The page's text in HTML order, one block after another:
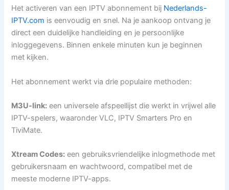
Het activeren van een IPTV abonnement bij Nederlands-
IPTV.com is eenvoudig en snel. Na je aankoop ontvang je
direct een duidelijke handleiding en je persoonlijke
inloggegevens. Binnen enkele minuten kun je beginnen
met kijken.
Het abonnement werkt via drie populaire methoden:
M3U-link: een universele afspeellijst die werkt in vrijwel alle
IPTV-spelers, waaronder VLC, IPTV Smarters Pro en
TiviMate.
Xtream Codes: een gebruiksvriendelijke inlogmethode met
gebruikersnaam en wachtwoord, compatibel met de
meeste moderne IPTV-apps.